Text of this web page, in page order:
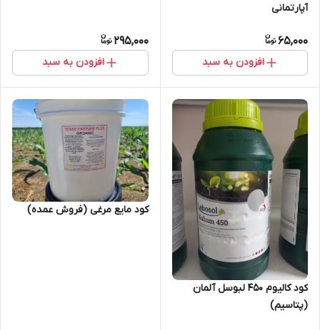
آپارتمانی
65,000
افزودن به سبد
295,000
افزودن به سبد
کود کالیوم 450 لبوسل آلمان
(پتاسیم)
کود مایع مرغی (فروش عمده)